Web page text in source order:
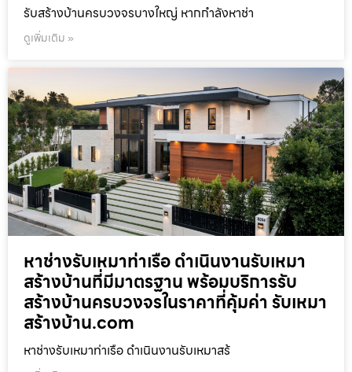
รับสร้างบ้านครบวงจรบางใหญ่ หากกำลังหาช่า
ดูเพิ่มเติม »
หาช่างรับเหมาท่าเรือ ดำเนินงานรับเหมา
สร้างบ้านที่มีมาตรฐาน พร้อมบริการรับ
สร้างบ้านครบวงจรในราคาที่คุ้มค่า รับเหมา
สร้างบ้าน.com
หาช่างรับเหมาท่าเรือ ดำเนินงานรับเหมาสร้